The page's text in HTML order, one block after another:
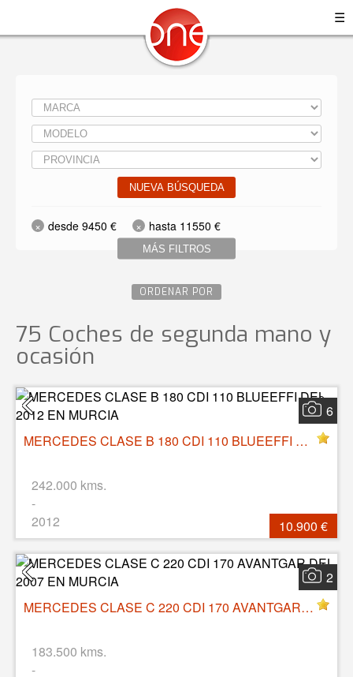
☰
NUEVA BÚSQUEDA
MÁS FILTROS
desde 9450 € hasta 11550 €
ORDENAR POR
75 Coches de segunda mano y
ocasión
6
MERCEDES CLASE B 180 CDI 110 BLUEEFFI DEL 2012 EN MURCIA
242.000 kms.
-
2012
10.900 €
2
MERCEDES CLASE C 220 CDI 170 AVANTGAR DEL 2007 EN MURCIA
183.500 kms.
-